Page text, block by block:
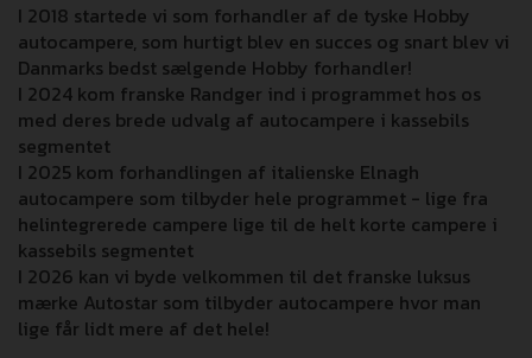
I 2018 startede vi som forhandler af de tyske Hobby
autocampere, som hurtigt blev en succes og snart blev vi
Danmarks bedst sælgende Hobby forhandler!
I 2024 kom franske Randger ind i programmet hos os
med deres brede udvalg af autocampere i kassebils
segmentet
I 2025 kom forhandlingen af italienske Elnagh
autocampere som tilbyder hele programmet - lige fra
helintegrerede campere lige til de helt korte campere i
kassebils segmentet
I 2026 kan vi byde velkommen til det franske luksus
mærke Autostar som tilbyder autocampere hvor man
lige får lidt mere af det hele!